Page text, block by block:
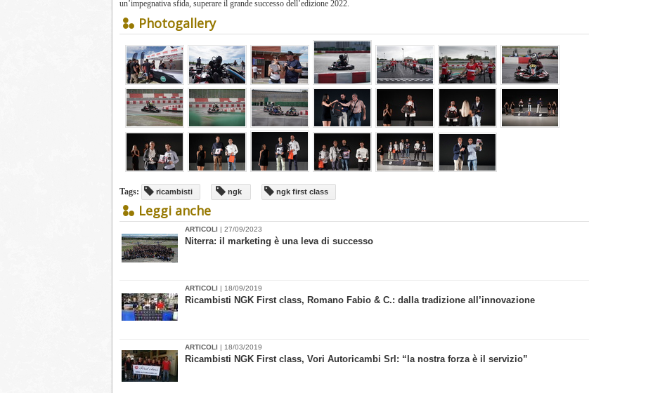
un’impegnativa sfida, superare il grande successo dell’edizione 2022.
Photogallery
Tags: ricambisti ngk ngk first class
Leggi anche
ARTICOLI | 27/09/2023
​Niterra: il marketing è una leva di successo
ARTICOLI | 18/09/2019
Ricambisti NGK First class, Romano Fabio & C.: dalla tradizione all’innovazione
ARTICOLI | 18/03/2019
Ricambisti NGK First class, Vori Autoricambi Srl: “la nostra forza è il servizio”